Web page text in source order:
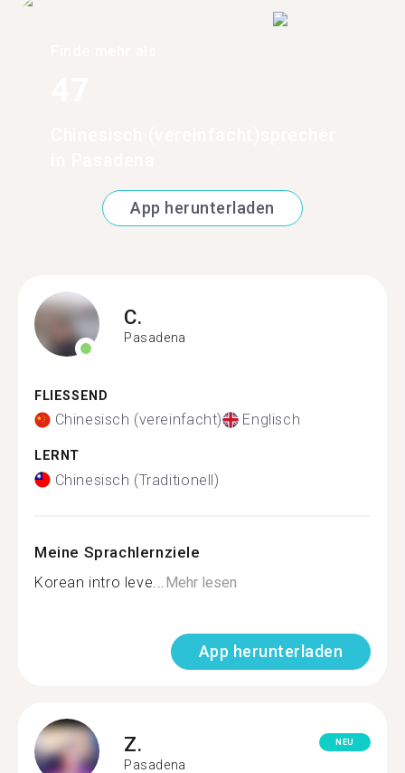
App herunterladen
C.
Pasadena
FLIESSEND
Chinesisch (vereinfacht) Englisch
LERNT
Chinesisch (Traditionell)
Meine Sprachlernziele
Korean intro leve... Mehr lesen
App herunterladen
Z.
Pasadena
NEU